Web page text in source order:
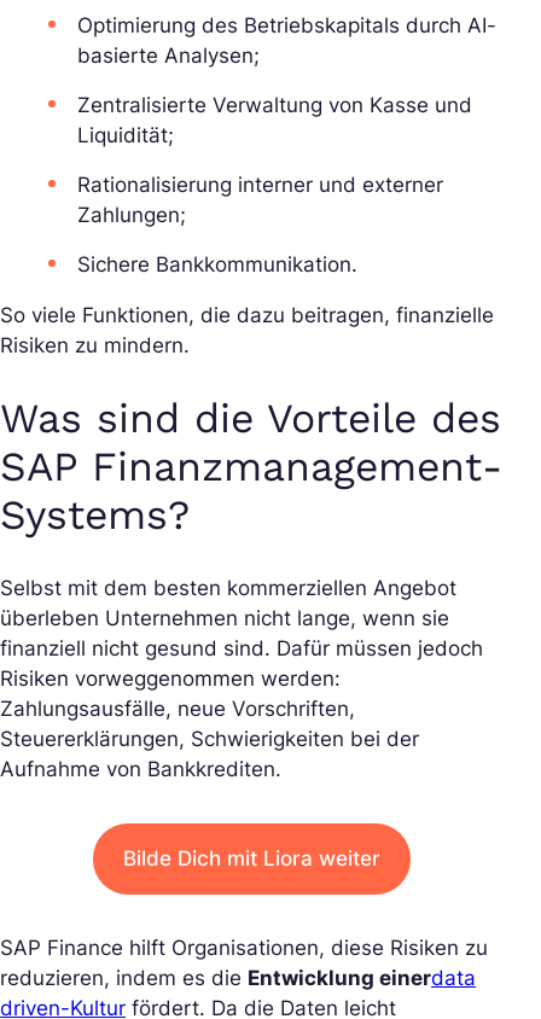
Optimierung des Betriebskapitals durch AI-
basierte Analysen;
Zentralisierte Verwaltung von Kasse und
Liquidität;
Rationalisierung interner und externer
Zahlungen;
Sichere Bankkommunikation.
So viele Funktionen, die dazu beitragen, finanzielle
Risiken zu mindern.
Was sind die Vorteile des
SAP Finanzmanagement-
Systems?
Selbst mit dem besten kommerziellen Angebot
überleben Unternehmen nicht lange, wenn sie
finanziell nicht gesund sind. Dafür müssen jedoch
Risiken vorweggenommen werden:
Zahlungsausfälle, neue Vorschriften,
Steuererklärungen, Schwierigkeiten bei der
Aufnahme von Bankkrediten.
Bilde Dich mit Liora weiter
SAP Finance hilft Organisationen, diese Risiken zu
reduzieren, indem es die Entwicklung einerdata
driven-Kultur fördert. Da die Daten leicht